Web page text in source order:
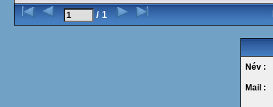
/ 1
Név :
Mail :